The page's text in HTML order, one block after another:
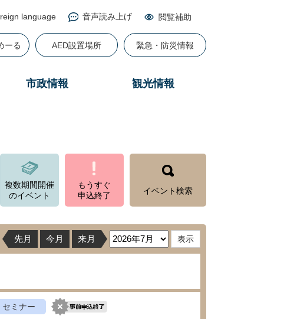
language 音声読み上げ 閲覧補助
ーる AED設置場所 緊急・防災情報
市政情報 観光情報
複数期間開催
のイベント
もうすぐ
申込終了
イベント検索
先月 今月 来月
ミナー